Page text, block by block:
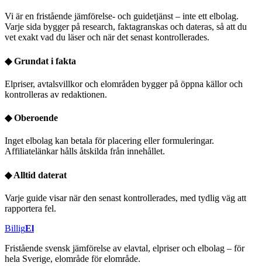
Vi är en fristående jämförelse- och guidetjänst – inte ett elbolag.
Varje sida bygger på research, faktagranskas och dateras, så att du
vet exakt vad du läser och när det senast kontrollerades.
◆Grundat i fakta
Elpriser, avtalsvillkor och elområden bygger på öppna källor och
kontrolleras av redaktionen.
◆Oberoende
Inget elbolag kan betala för placering eller formuleringar.
Affiliatelänkar hålls åtskilda från innehållet.
◆Alltid daterat
Varje guide visar när den senast kontrollerades, med tydlig väg att
rapportera fel.
BilligEl
Fristående svensk jämförelse av elavtal, elpriser och elbolag – för
hela Sverige, elområde för elområde.